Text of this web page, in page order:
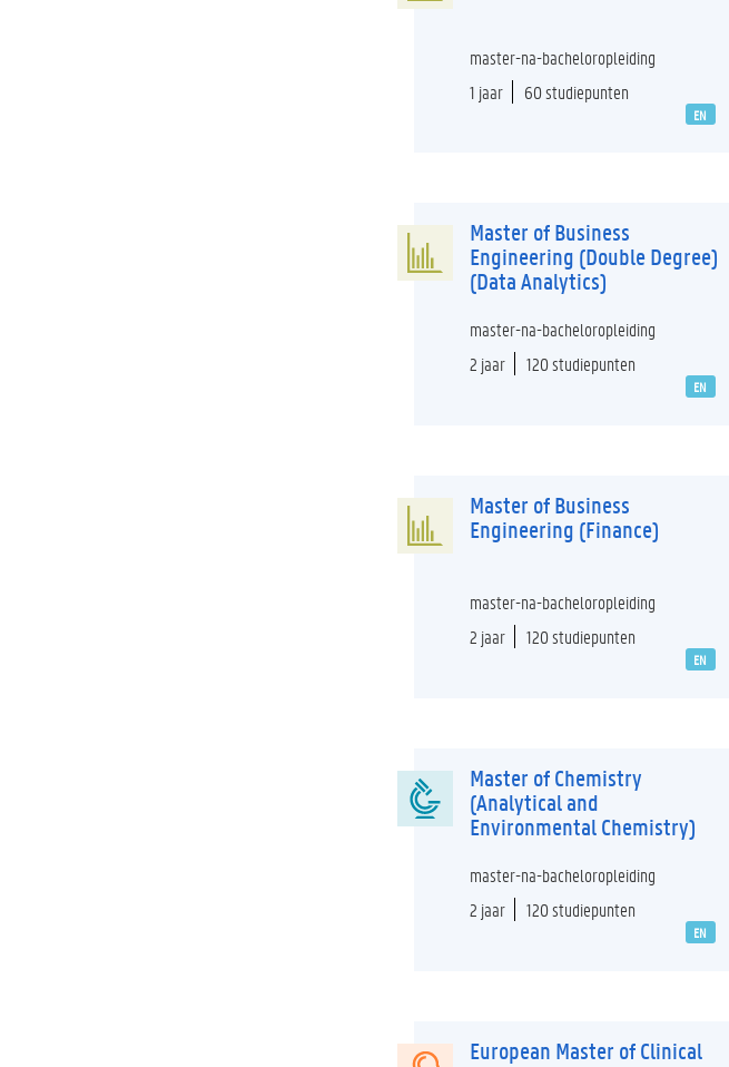
master-na-bacheloropleiding
1 jaar
60 studiepunten
EN
Master of Business
Engineering (Double Degree)
(Data Analytics)
master-na-bacheloropleiding
2 jaar
120 studiepunten
EN
Master of Business
Engineering (Finance)
master-na-bacheloropleiding
2 jaar
120 studiepunten
EN
Master of Chemistry
(Analytical and
Environmental Chemistry)
master-na-bacheloropleiding
2 jaar
120 studiepunten
EN
European Master of Clinical